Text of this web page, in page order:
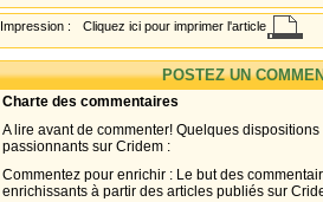
Impression : Cliquez ici pour imprimer l'article
POSTEZ UN
Charte des commentaires
A lire avant de commenter! Quelques
passionnants sur Cridem :
Commentez pour enrichir : Le but des
enrichissants à partir des articles publiés sur